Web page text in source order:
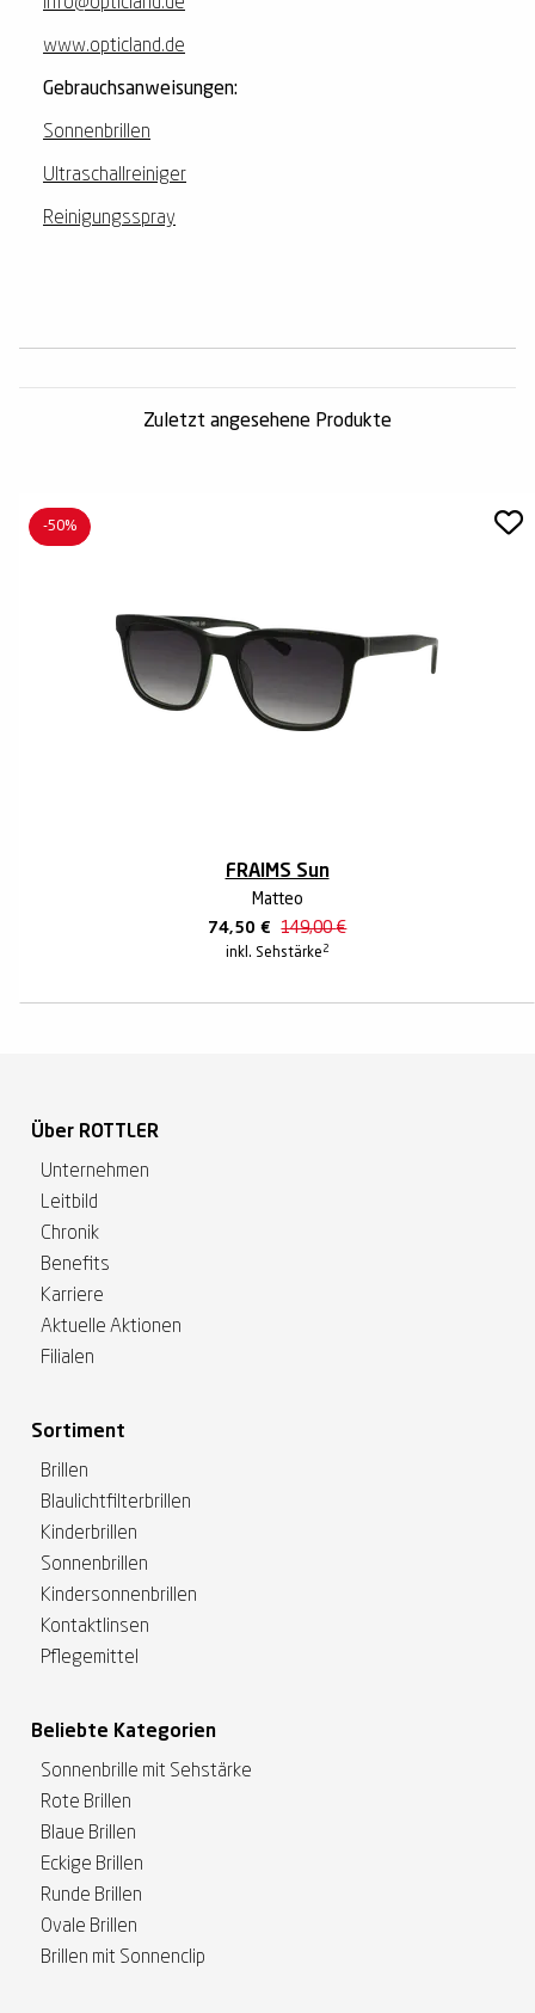
info@opticland.de
www.opticland.de
Gebrauchsanweisungen:
Sonnenbrillen
Ultraschallreiniger
Reinigungsspray
Zuletzt angesehene Produkte
FRAIMS Sun
Matteo
74,50 € 149,00€
inkl. Sehstärke 2
-50%
Über ROTTLER
Unternehmen
Leitbild
Chronik
Benefits
Karriere
Aktuelle Aktionen
Filialen
Sortiment
Brillen
Blaulichtfilterbrillen
Kinderbrillen
Sonnenbrillen
Kindersonnenbrillen
Kontaktlinsen
Pflegemittel
Beliebte Kategorien
Sonnenbrille mit Sehstärke
Rote Brillen
Blaue Brillen
Eckige Brillen
Runde Brillen
Ovale Brillen
Brillen mit Sonnenclip